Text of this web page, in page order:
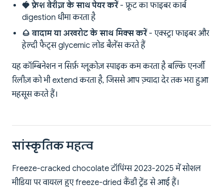
🍓 फ्रेश बेरीज़ के साथ पेयर करें- फ्रूट का फाइबर कार्ब
digestion धीमा करता है
🌰 बादाम या अखरोट के साथ मिक्स करें- एक्स्ट्रा फाइबर और
हेल्दी फैट्स glycemic लोड बैलेंस करते हैं
यह कॉम्बिनेशन न सिर्फ़ ग्लूकोज़ स्पाइक कम करता है बल्कि एनर्जी
रिलीज़ को भी extend करता है, जिससे आप ज़्यादा देर तक भरा हुआ
महसूस करते हैं।
सांस्कृतिक महत्व
Freeze-cracked chocolate टॉपिंग्स 2023-2025 में सोशल
मीडिया पर वायरल हुए freeze-dried कैंडी ट्रेंड से आई हैं।